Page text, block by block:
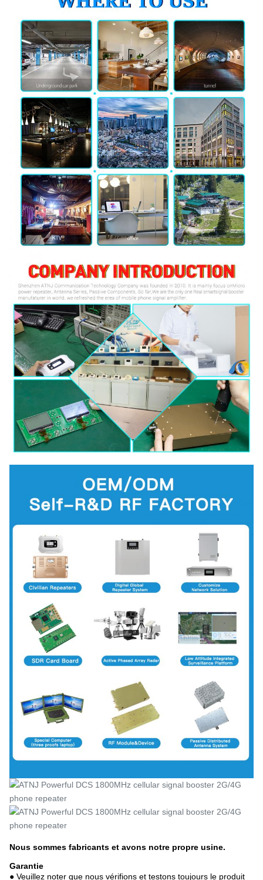
Nous sommes fabricants et avons notre propre usine.
Garantie
● Veuillez noter que nous vérifions et testons toujours le produit